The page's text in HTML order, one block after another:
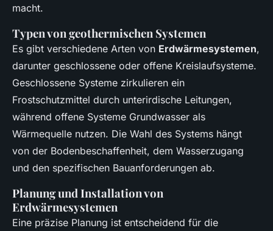
macht.
Typen von geothermischen Systemen
Es gibt verschiedene Arten von Erdwärmesystemen,
darunter geschlossene oder offene Kreislaufsysteme.
Geschlossene Systeme zirkulieren ein
Frostschutzmittel durch unterirdische Leitungen,
während offene Systeme Grundwasser als
Wärmequelle nutzen. Die Wahl des Systems hängt
von der Bodenbeschaffenheit, dem Wasserzugang
und den spezifischen Bauanforderungen ab.
Planung und Installation von
Erdwärmesystemen
Eine präzise Planung ist entscheidend für die